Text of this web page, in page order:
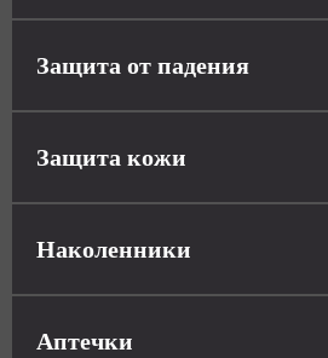
Защита от падения
Защита кожи
Наколенники
Аптечки